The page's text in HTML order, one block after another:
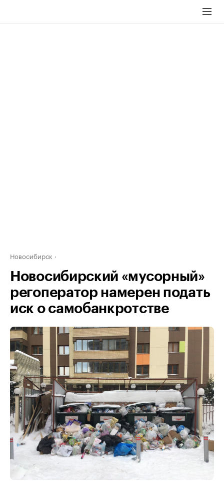
Новосибирск
Новосибирский «мусорный»
регоператор намерен подать
иск о самобанкротстве